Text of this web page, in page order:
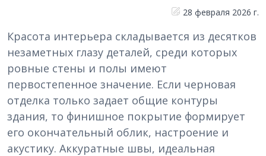
28 февраля 2026 г.
Красота интерьера складывается из десятков
незаметных глазу деталей, среди которых
ровные стены и полы имеют
первостепенное значение. Если черновая
отделка только задает общие контуры
здания, то финишное покрытие формирует
его окончательный облик, настроение и
акустику. Аккуратные швы, идеальная